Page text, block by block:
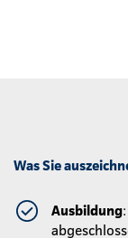
Was Sie
Ausbildung